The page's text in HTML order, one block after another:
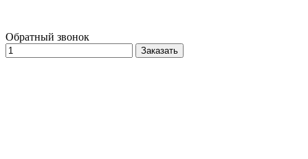
Обратный звонок
Заказать